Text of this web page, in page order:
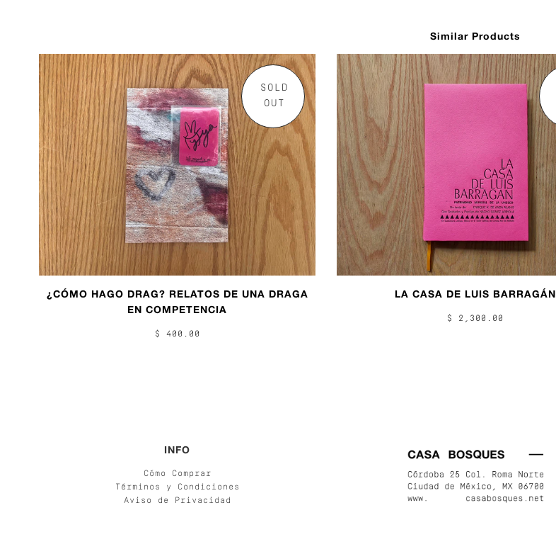
Similar Products
SOLD
OUT
¿CÓMO HAGO DRAG? RELATOS DE UNA DRAGA
EN COMPETENCIA
$ 400.00
LA CASA DE LUIS BARRAGÁN
$ 2,300.00
INFO
Cómo Comprar
Términos y Condiciones
Aviso de Privacidad